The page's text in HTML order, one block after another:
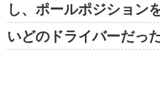
し、ポールポジション
いどのドライバーだっ